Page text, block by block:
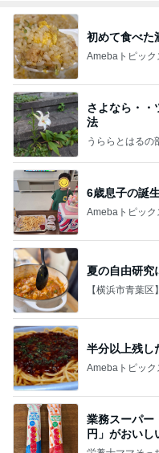
初めて食べた
Amebaトピック
さよなら・
法
うららとはるの
6歳息子の誕
Amebaトピック
夏の自由研究
【横浜市青葉
半分以上残し
Amebaトピック
業務スーパー
円」がおいし